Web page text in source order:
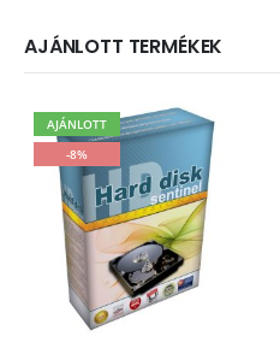
AJÁNLOTT TERMÉKEK
AJÁNLOTT
-8%